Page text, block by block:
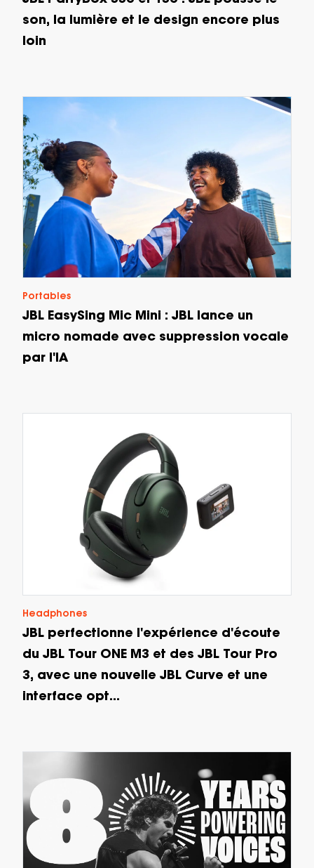
son, la lumière et le design encore plus
loin
Portables
JBL EasySing Mic Mini : JBL lance un
micro nomade avec suppression vocale
par l'IA
Headphones
JBL perfectionne l'expérience d'écoute
du JBL Tour ONE M3 et des JBL Tour Pro
3, avec une nouvelle JBL Curve et une
interface opt...